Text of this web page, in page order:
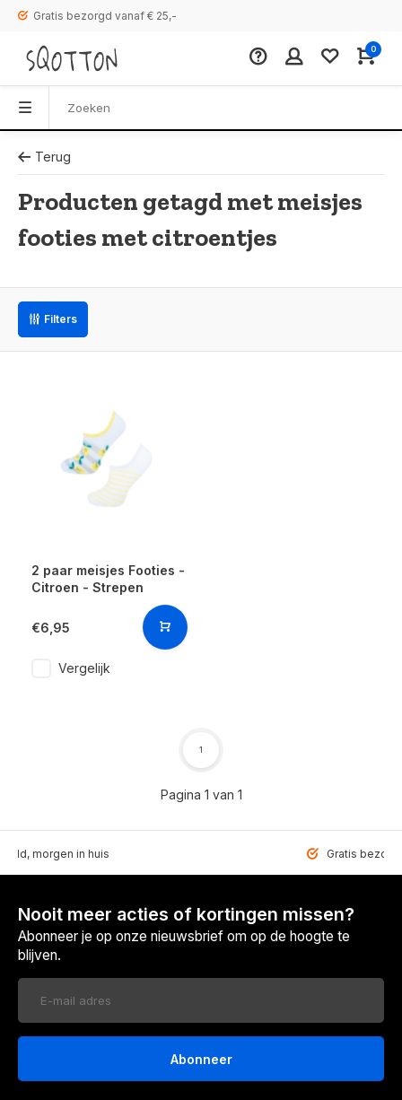
Gratis bezorgd vanaf € 25,-
0
Terug
Producten getagd met meisjes
footies met citroentjes
Filters
2 paar meisjes Footies -
Citroen - Strepen
€6,95
Vergelijk
Pagina 1 van 1
1
morgen in huis Gratis
Nooit meer acties of kortingen missen?
Abonneer je op onze nieuwsbrief om op de hoogte te
blijven.
Abonneer